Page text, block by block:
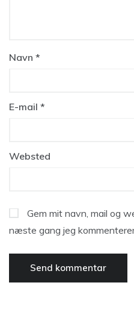
Navn *
E-mail *
Websted
Gem mit navn, mail og
næste gang jeg